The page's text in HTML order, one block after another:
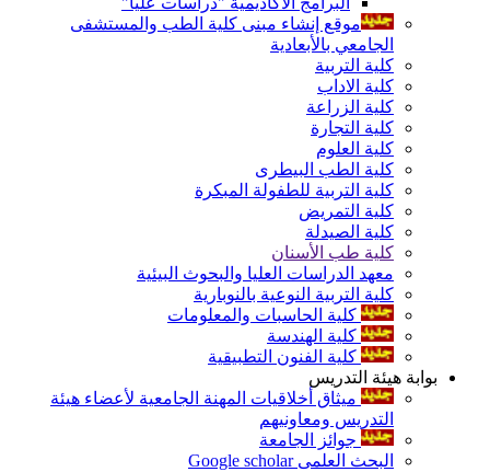
موقع إنشاء مبنى كلية الطب والمستشفى
الجامعي بالأبعادية
كلية التربية
كلية الاداب
كلية الزراعة
كلية التجارة
كلية العلوم
كلية الطب البيطرى
كلية التربية للطفولة المبكرة
كلية التمريض
كلية الصيدلة
كلية طب الأسنان
معهد الدراسات العليا والبحوث البيئية
كلية التربية النوعية بالنوبارية
كلية الحاسبات والمعلومات
كلية الهندسة
كلية الفنون التطبيقية
بوابة هيئة التدريس
ميثاق أخلاقيات المهنة الجامعية لأعضاء هيئة
التدريس ومعاونيهم
جوائز الجامعة
البحث العلمى Google scholar